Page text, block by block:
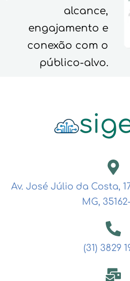
alcance,
engajamento e
conexão com o
público-alvo.
Av. José Júlio da Costa,
MG,
(31) 3829